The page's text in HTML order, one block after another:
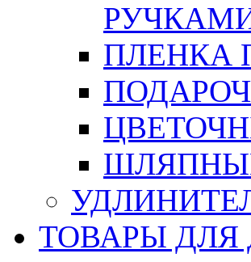
ПЛЕНКА
ТОВАРЫ